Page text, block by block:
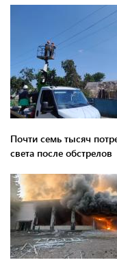
Почти семь тысяч
света после обстрелов